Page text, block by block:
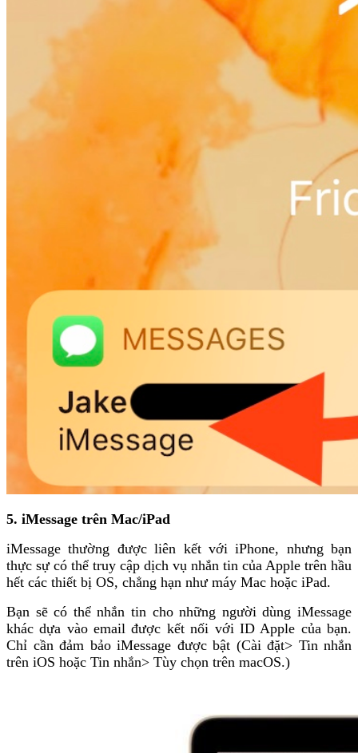
5. iMessage trên Mac/iPad
iMessage thường được liên kết với iPhone, nhưng bạn
thực sự có thể truy cập dịch vụ nhắn tin của Apple trên hầu
hết các thiết bị OS, chẳng hạn như máy Mac hoặc iPad.
Bạn sẽ có thể nhắn tin cho những người dùng iMessage
khác dựa vào email được kết nối với ID Apple của bạn.
Chỉ cần đảm bảo iMessage được bật (Cài đặt> Tin nhắn
trên iOS hoặc Tin nhắn> Tùy chọn trên macOS.)